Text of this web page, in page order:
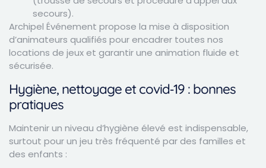
secours).
Archipel Événement propose la mise à disposition
d’animateurs qualifiés pour encadrer toutes nos
locations de jeux et garantir une animation fluide et
sécurisée.
Hygiène, nettoyage et covid‑19 : bonnes
pratiques
Maintenir un niveau d’hygiène élevé est indispensable,
surtout pour un jeu très fréquenté par des familles et
des enfants :